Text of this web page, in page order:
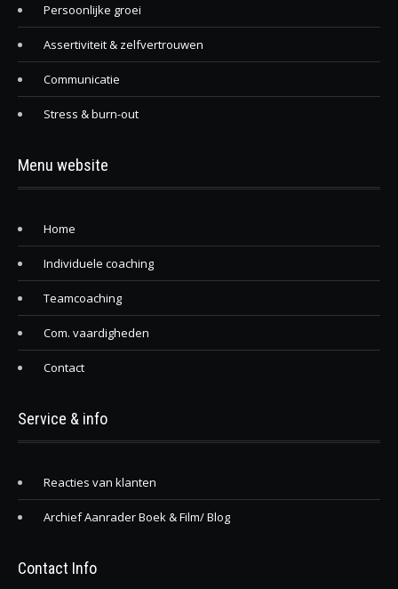
Persoonlijke groei
Assertiviteit & zelfvertrouwen
Communicatie
Stress & burn-out
Menu website
Home
Individuele coaching
Teamcoaching
Com. vaardigheden
Contact
Service & info
Reacties van klanten
Archief Aanrader Boek & Film/ Blog
Contact Info